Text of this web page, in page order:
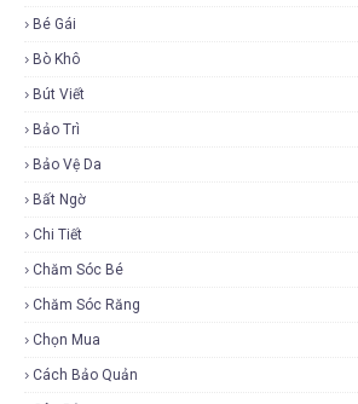
Bé Gái
Bò Khô
Bút Viết
Bảo Trì
Bảo Vệ Da
Bất Ngờ
Chi Tiết
Chăm Sóc Bé
Chăm Sóc Răng
Chọn Mua
Cách Bảo Quản